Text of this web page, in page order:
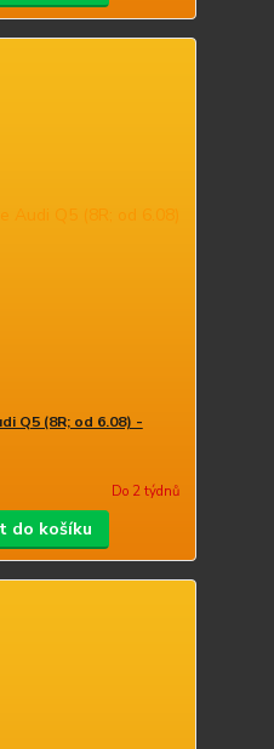
Q5 (8R; od 6.08) -
Do 2 týdnů
do košíku